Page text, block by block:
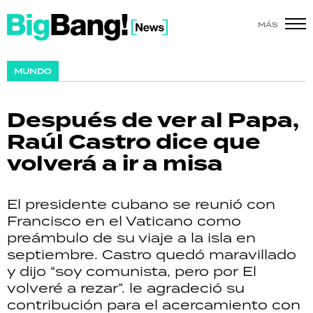
MÁS
MUNDO
Después de ver al Papa,
Raúl Castro dice que
volverá a ir a misa
El presidente cubano se reunió con
Francisco en el Vaticano como
preámbulo de su viaje a la isla en
septiembre. Castro quedó maravillado
y dijo “soy comunista, pero por El
volveré a rezar”. le agradeció su
contribución para el acercamiento con
SHOW
ACTUALIDAD
POLICIALES
ECONOMÍA
GRAN HERMANO
SALUD
DEPORTES